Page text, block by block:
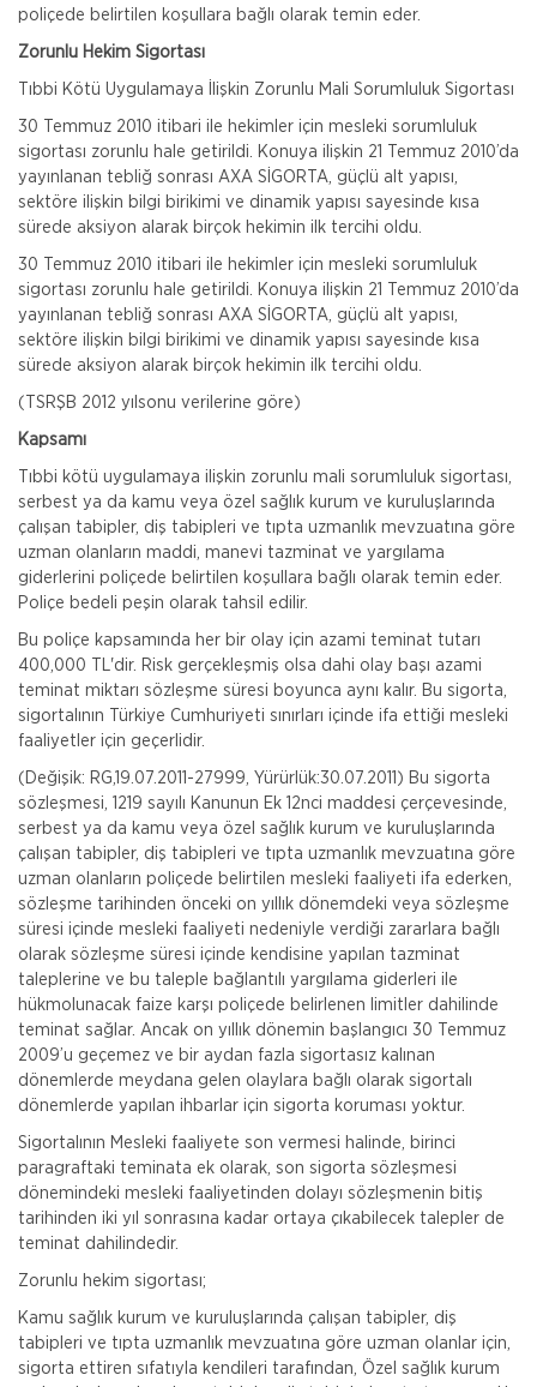
poliçede belirtilen koşullara bağlı olarak temin eder.
Zorunlu Hekim Sigortası
Tıbbi Kötü Uygulamaya İlişkin Zorunlu Mali Sorumluluk Sigortası
30 Temmuz 2010 itibari ile hekimler için mesleki sorumluluk
sigortası zorunlu hale getirildi. Konuya ilişkin 21 Temmuz 2010’da
yayınlanan tebliğ sonrası AXA SİGORTA, güçlü alt yapısı,
sektöre ilişkin bilgi birikimi ve dinamik yapısı sayesinde kısa
sürede aksiyon alarak birçok hekimin ilk tercihi oldu.
30 Temmuz 2010 itibari ile hekimler için mesleki sorumluluk
sigortası zorunlu hale getirildi. Konuya ilişkin 21 Temmuz 2010’da
yayınlanan tebliğ sonrası AXA SİGORTA, güçlü alt yapısı,
sektöre ilişkin bilgi birikimi ve dinamik yapısı sayesinde kısa
sürede aksiyon alarak birçok hekimin ilk tercihi oldu.
(TSRŞB 2012 yılsonu verilerine göre)
Kapsamı
Tıbbi kötü uygulamaya ilişkin zorunlu mali sorumluluk sigortası,
serbest ya da kamu veya özel sağlık kurum ve kuruluşlarında
çalışan tabipler, diş tabipleri ve tıpta uzmanlık mevzuatına göre
uzman olanların maddi, manevi tazminat ve yargılama
giderlerini poliçede belirtilen koşullara bağlı olarak temin eder.
Poliçe bedeli peşin olarak tahsil edilir.
Bu poliçe kapsamında her bir olay için azami teminat tutarı
400,000 TL'dir. Risk gerçekleşmiş olsa dahi olay başı azami
teminat miktarı sözleşme süresi boyunca aynı kalır. Bu sigorta,
sigortalının Türkiye Cumhuriyeti sınırları içinde ifa ettiği mesleki
faaliyetler için geçerlidir.
(Değişik: RG,19.07.2011-27999, Yürürlük:30.07.2011) Bu sigorta
sözleşmesi, 1219 sayılı Kanunun Ek 12nci maddesi çerçevesinde,
serbest ya da kamu veya özel sağlık kurum ve kuruluşlarında
çalışan tabipler, diş tabipleri ve tıpta uzmanlık mevzuatına göre
uzman olanların poliçede belirtilen mesleki faaliyeti ifa ederken,
sözleşme tarihinden önceki on yıllık dönemdeki veya sözleşme
süresi içinde mesleki faaliyeti nedeniyle verdiği zararlara bağlı
olarak sözleşme süresi içinde kendisine yapılan tazminat
taleplerine ve bu taleple bağlantılı yargılama giderleri ile
hükmolunacak faize karşı poliçede belirlenen limitler dahilinde
teminat sağlar. Ancak on yıllık dönemin başlangıcı 30 Temmuz
2009’u geçemez ve bir aydan fazla sigortasız kalınan
dönemlerde meydana gelen olaylara bağlı olarak sigortalı
dönemlerde yapılan ihbarlar için sigorta koruması yoktur.
Sigortalının Mesleki faaliyete son vermesi halinde, birinci
paragraftaki teminata ek olarak, son sigorta sözleşmesi
dönemindeki mesleki faaliyetinden dolayı sözleşmenin bitiş
tarihinden iki yıl sonrasına kadar ortaya çıkabilecek talepler de
teminat dahilindedir.
Zorunlu hekim sigortası;
Kamu sağlık kurum ve kuruluşlarında çalışan tabipler, diş
tabipleri ve tıpta uzmanlık mevzuatına göre uzman olanlar için,
sigorta ettiren sıfatıyla kendileri tarafından, Özel sağlık kurum